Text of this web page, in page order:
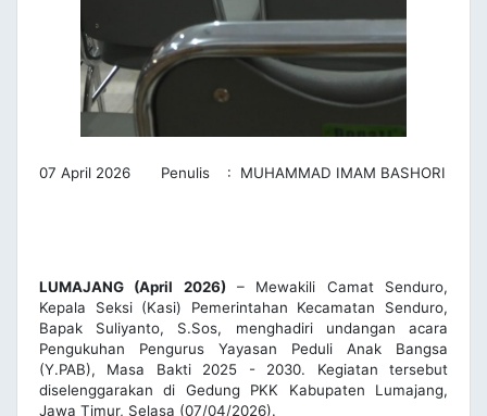
07 April 2026 Penulis : MUHAMMAD IMAM BASHORI
LUMAJANG (April 2026)– Mewakili Camat Senduro,
Kepala Seksi (Kasi) Pemerintahan Kecamatan Senduro,
Bapak Suliyanto, S.Sos, menghadiri undangan acara
Pengukuhan Pengurus Yayasan Peduli Anak Bangsa
(Y.PAB), Masa Bakti 2025 - 2030. Kegiatan tersebut
diselenggarakan di Gedung PKK Kabupaten Lumajang,
Jawa Timur, Selasa (07/04/2026).